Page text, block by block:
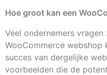
Hoe groot kan een
Veel ondernemers
WooCommerce webshop
succes van dergelijke
voorbeelden die de